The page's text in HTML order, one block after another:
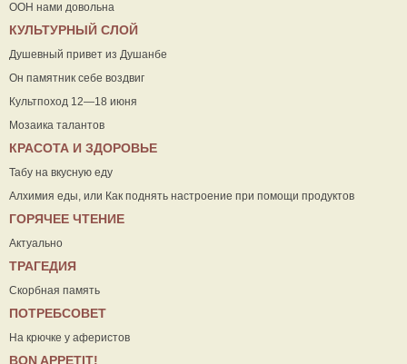
ООН нами довольна
КУЛЬТУРНЫЙ СЛОЙ
Душевный привет из Душанбе
Он памятник себе воздвиг
Культпоход 12—18 июня
Мозаика талантов
КРАСОТА И ЗДОРОВЬЕ
Табу на вкусную еду
Алхимия еды, или Как поднять настроение при помощи продуктов
ГОРЯЧЕЕ ЧТЕНИЕ
Актуально
ТРАГЕДИЯ
Скорбная память
ПОТРЕБСОВЕТ
На крючке у аферистов
ВON APPETIT!